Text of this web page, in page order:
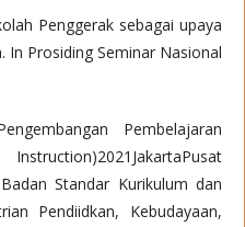
Penggerak sebagai upaya
In Prosiding Seminar Nasional
Pembelajaran
Standar Kurikulum dan
Pendiidkan, Kebudayaan,